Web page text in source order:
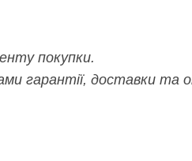
покупки.
гарантії, доставки та